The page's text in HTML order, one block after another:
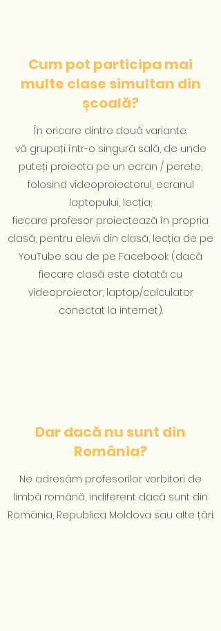
Cum pot participa mai
multe clase simultan din
școală?
În oricare dintre două variante:
vă grupați într-o singură sală, de unde
puteți proiecta pe un ecran / perete,
folosind videoproiectorul, ecranul
laptopului, lecția;
fiecare profesor proiectează în propria
clasă, pentru elevii din clasă, lecția de pe
YouTube sau de pe Facebook (dacă
fiecare clasă este dotată cu
videoproiector, laptop/calculator
conectat la internet).
Dar dacă nu sunt din
România?
Ne adresăm profesorilor vorbitori de
limbă română, indiferent dacă sunt din
România, Republica Moldova sau alte țări.